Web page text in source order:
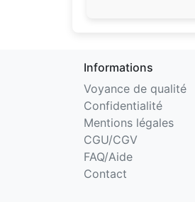
Informations
Voyance de qualité
Confidentialité
Mentions légales
CGU/CGV
FAQ/Aide
Contact